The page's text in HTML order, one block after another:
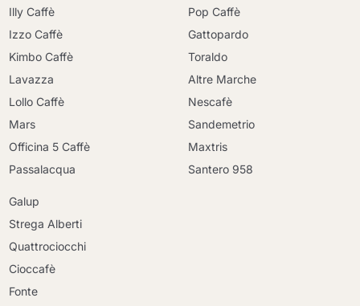
Illy Caffè
Izzo Caffè
Kimbo Caffè
Lavazza
Lollo Caffè
Mars
Officina 5 Caffè
Passalacqua
Pop Caffè
Gattopardo
Toraldo
Altre Marche
Nescafè
Sandemetrio
Maxtris
Santero 958
Galup
Strega Alberti
Quattrociocchi
Cioccafè
Fonte